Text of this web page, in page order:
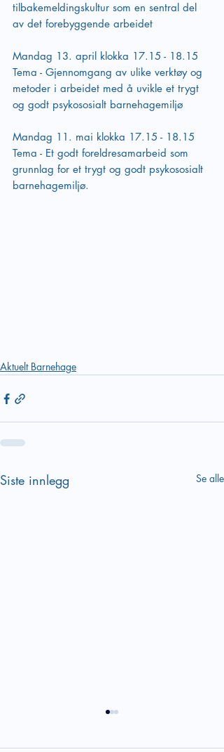
tilbakemeldingskultur som en sentral del
av det forebyggende arbeidet
Mandag 13. april klokka 17.15 - 18.15
Tema - Gjennomgang av ulike verktøy og
metoder i arbeidet med å uvikle et trygt
og godt psykososialt barnehagemiljø
Mandag 11. mai klokka 17.15 - 18.15
Tema - Et godt foreldresamarbeid som
grunnlag for et trygt og godt psykososialt
barnehagemiljø.
Aktuelt Barnehage
Siste innlegg Se alle